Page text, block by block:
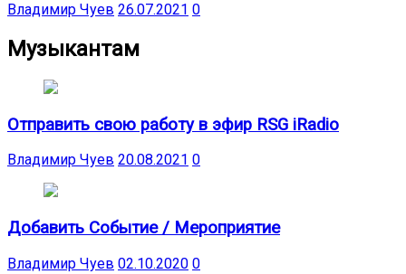
Владимир Чуев 26.07.2021 0
Музыкантам
Отправить свою работу в эфир RSG iRadio
Владимир Чуев 20.08.2021 0
Добавить Событие / Мероприятие
Владимир Чуев 02.10.2020 0